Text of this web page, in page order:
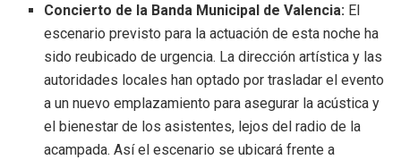
Concierto de la Banda Municipal de Valencia: El
escenario previsto para la actuación de esta noche ha
sido reubicado de urgencia. La dirección artística y las
autoridades locales han optado por trasladar el evento
a un nuevo emplazamiento para asegurar la acústica y
el bienestar de los asistentes, lejos del radio de la
acampada. Así el escenario se ubicará frente a